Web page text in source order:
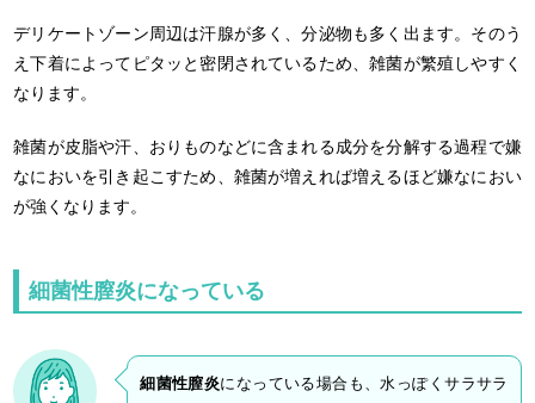
デリケートゾーン周辺は汗腺が多く、分泌物も多く出ます。そのう
え下着によってピタッと密閉されているため、雑菌が繁殖しやすく
なります。
雑菌が皮脂や汗、おりものなどに含まれる成分を分解する過程で嫌
なにおいを引き起こすため、雑菌が増えれば増えるほど嫌なにおい
が強くなります。
細菌性膣炎になっている
細菌性膣炎になっている場合も、水っぽくサラサラ